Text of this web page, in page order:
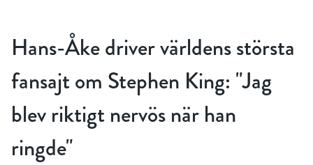
Hans-Åke driver världens största
fansajt om Stephen King: "Jag
blev riktigt nervös när han
ringde"